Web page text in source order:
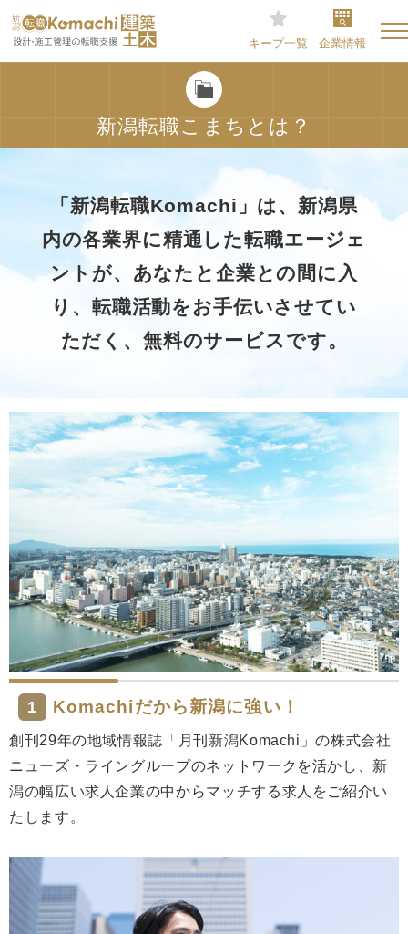
キープ一覧 企業情報
新潟転職こまちとは？
「新潟転職Komachi」は、新潟県
内の各業界に精通した転職エージェ
ントが、あなたと企業との間に入
り、転職活動をお手伝いさせてい
ただく、無料のサービスです。
1 Komachiだから新潟に強い！
創刊29年の地域情報誌「月刊新潟Komachi」の株式会社
ニューズ・ライングループのネットワークを活かし、新
潟の幅広い求人企業の中からマッチする求人をご紹介い
たします。